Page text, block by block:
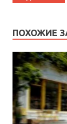
ПОХОЖИЕ